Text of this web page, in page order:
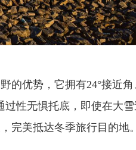
的优势，它拥有24°接近角
过性无惧托底，即使在大
完美抵达冬季旅行目的地。